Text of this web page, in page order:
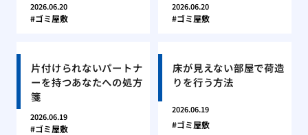
2026.06.20
ゴミ屋敷
2026.06.20
ゴミ屋敷
片付けられないパートナ
ーを持つあなたへの処方
箋
2026.06.19
ゴミ屋敷
床が見えない部屋で荷造
りを行う方法
2026.06.19
ゴミ屋敷